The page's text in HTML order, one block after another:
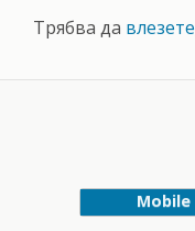
Трябва да влезете
Mobile